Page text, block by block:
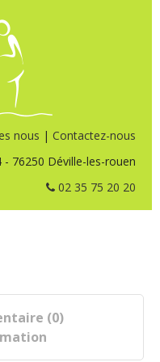
nous | Contactez-nous
76250 Déville-les-rouen
02 35 75 20 20
(0)